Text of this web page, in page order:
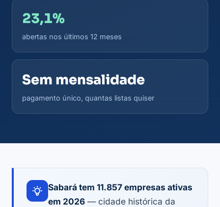
23,1%
abertas nos últimos 12 meses
Sem mensalidade
pagamento único, quantas listas quiser
Sabará tem 11.857 empresas ativas
em 2026 — cidade histórica da